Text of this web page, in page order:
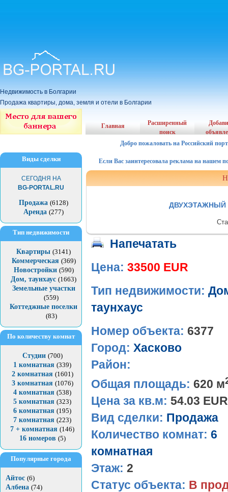
Недвижимость в Болгарии
Продажа квартиры, дома, земля и отели в Болгарии
Виды сделки
СЕГОДНЯ НА
BG-PORTAL.RU
Продажа (6128)
Аренда (277)
Тип недвижимости
Квартиры (3141)
Коммерческая (369)
Новостройки (590)
Дом, таунхаус (1663)
Земельные участки
(559)
Коттеджные поселки
(83)
По количеству комнат
Студии (700)
1 комнатная (339)
2 комнатная (1601)
3 комнатная (1076)
4 комнатная (538)
5 комнатная (323)
6 комнатная (195)
7 комнатная (223)
7 + комнатная (146)
16 номеров (5)
Популярные города
Айтос (6)
Албена (74)
Главная
Расширенный
поиск
Добро пожаловать на Российский
Если Вас заинтересовала реклама на нашем
ДВУХЭТАЖНЫЙ
Напечатать
Цена: 33500 EUR
Тип недвижимости:
таунхаус
Номер объекта: 6377
Город: Хасково
Район:
Общая площадь: 620 м
Цена за кв.м: 54.03 EUR
Вид сделки: Продажа
Количество комнат: 6
комнатная
Этаж: 2
Статус объекта: В